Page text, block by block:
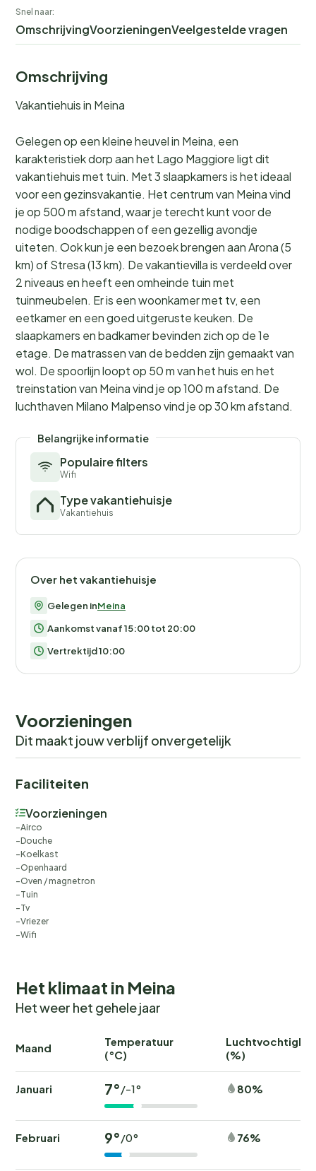
Snel naar:
OmschrijvingVoorzieningenVeelgestelde vragen
Omschrijving
Vakantiehuis in Meina
Gelegen op een kleine heuvel in Meina, een
karakteristiek dorp aan het Lago Maggiore ligt dit
vakantiehuis met tuin. Met 3 slaapkamers is het ideaal
voor een gezinsvakantie. Het centrum van Meina vind
je op 500 m afstand, waar je terecht kunt voor de
nodige boodschappen of een gezellig avondje
uiteten. Ook kun je een bezoek brengen aan Arona (5
km) of Stresa (13 km). De vakantievilla is verdeeld over
2 niveaus en heeft een omheinde tuin met
tuinmeubelen. Er is een woonkamer met tv, een
eetkamer en een goed uitgeruste keuken. De
slaapkamers en badkamer bevinden zich op de 1e
etage. De matrassen van de bedden zijn gemaakt van
wol. De spoorlijn loopt op 50 m van het huis en het
treinstation van Meina vind je op 100 m afstand. De
luchthaven Milano Malpenso vind je op 30 km afstand.
Belangrijke informatie
Populaire filters
Wifi
Type vakantiehuisje
Vakantiehuis
Over het vakantiehuisje
Gelegen inMeina
Aankomst vanaf 15:00 tot 20:00
Vertrektijd 10:00
Voorzieningen
Dit maakt jouw verblijf onvergetelijk
Faciliteiten
Voorzieningen
Airco
Douche
Koelkast
Openhaard
Oven / magnetron
Tuin
Tv
Vriezer
Wifi
Het klimaat in Meina
Het weer het gehele jaar
Maand
Temperatuur
(°C)
(%)
Januari 7°/-1° 80%
Februari 9°/0° 76%